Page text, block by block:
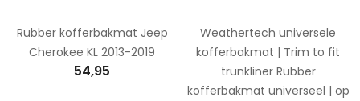
Rubber kofferbakmat Jeep
Cherokee KL 2013-2019
54,95
Weathertech universele
kofferbakmat | Trim to fit
trunkliner Rubber
kofferbakmat universeel | op